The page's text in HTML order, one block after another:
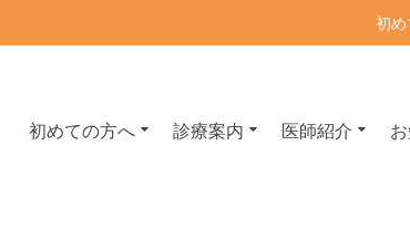
初
内科・呼吸器内科・
初めての方へ 診療案内 医師紹介